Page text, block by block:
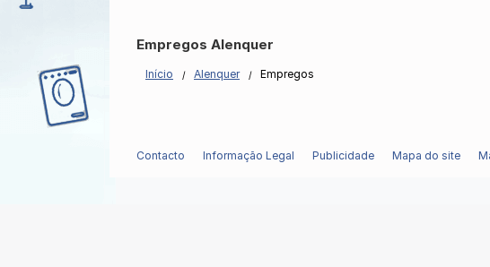
Empregos Alenquer
Início Alenquer Empregos
Contacto Informação Legal Publicidade Mapa do site